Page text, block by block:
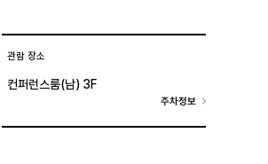
관람 장소
컨퍼런스룸(남) 3F
주차정보